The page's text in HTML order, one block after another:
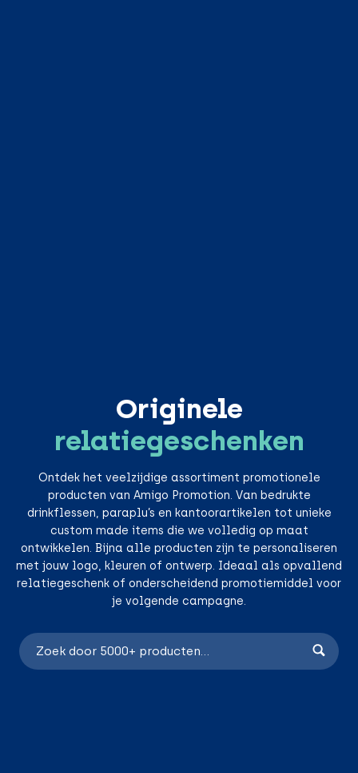
Originele
relatiegeschenken
Ontdek het veelzijdige assortiment promotionele
producten van Amigo Promotion. Van bedrukte
drinkflessen, paraplu’s en kantoorartikelen tot unieke
custom made items die we volledig op maat
ontwikkelen. Bijna alle producten zijn te personaliseren
met jouw logo, kleuren of ontwerp. Ideaal als opvallend
relatiegeschenk of onderscheidend promotiemiddel voor
je volgende campagne.